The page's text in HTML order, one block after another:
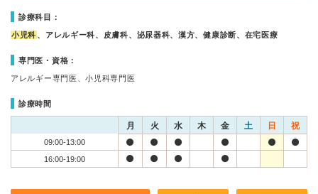
診療科目：
小児科 、アレルギー科、皮膚科、泌尿器科、漢方、健康診断、在宅医療
専門医・資格：
アレルギー専門医、小児科専門医
診療時間
月 火 水 木 金 土 日 祝
09:00-13:00
16:00-19:00